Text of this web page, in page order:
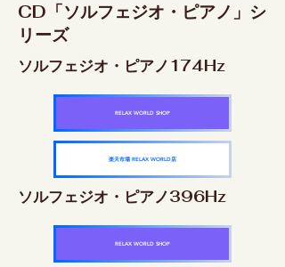
CD「ソルフェジオ・ピアノ」シ
リーズ
ソルフェジオ・ピアノ174Hz
RELAX WORLD SHOP
楽天市場 RELAX WORLD店
ソルフェジオ・ピアノ396Hz
RELAX WORLD SHOP